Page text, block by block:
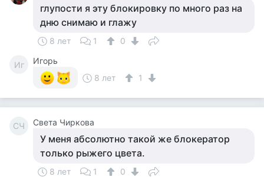
глупости я эту блокировку по много раз на
дню снимаю и глажу
8 лет 1 0
Иг
Игорь
8 лет
1
СЧ Света Чиркова
У меня абсолютно такой же блокератор
только рыжего цвета.
8 лет 1 0